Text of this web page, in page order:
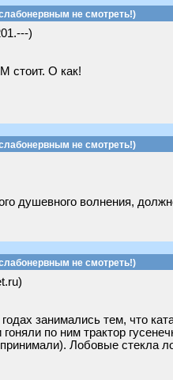
не смотреть!)
)
стоит. О как!
не смотреть!)
душевного волнения,
не смотреть!)
занимались тем, что
по ним трактор
Лобовые стекла